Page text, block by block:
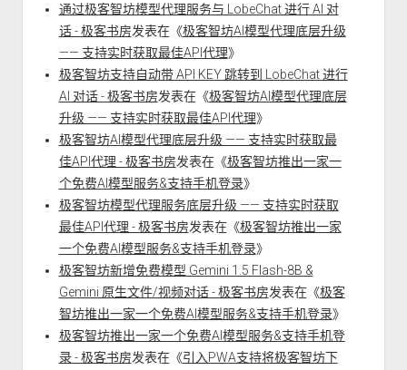
通过极客智坊模型代理服务与 LobeChat 进行 AI 对
话 - 极客书房发表在《极客智坊AI模型代理底层升级
—— 支持实时获取最佳API代理》
极客智坊支持自动带 API KEY 跳转到 LobeChat 进行
AI 对话 - 极客书房发表在《极客智坊AI模型代理底层
升级 —— 支持实时获取最佳API代理》
极客智坊AI模型代理底层升级 —— 支持实时获取最
佳API代理 - 极客书房发表在《极客智坊推出一家一
个免费AI模型服务&支持手机登录》
极客智坊模型代理服务底层升级 —— 支持实时获取
最佳API代理 - 极客书房发表在《极客智坊推出一家
一个免费AI模型服务&支持手机登录》
极客智坊新增免费模型 Gemini 1.5 Flash-8B &
Gemini 原生文件/视频对话 - 极客书房发表在《极客
智坊推出一家一个免费AI模型服务&支持手机登录》
极客智坊推出一家一个免费AI模型服务&支持手机登
录 - 极客书房发表在《引入PWA支持将极客智坊下